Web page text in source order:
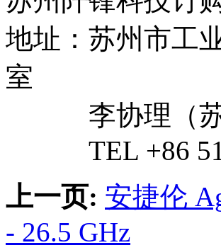
地址：苏州市工
室
李协理（苏
TEL +86
上一页: 安捷伦
- 26.5 GHz